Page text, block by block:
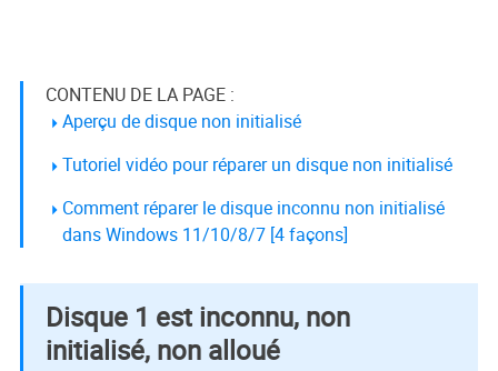
CONTENU DE LA PAGE :
Aperçu de disque non initialisé
Tutoriel vidéo pour réparer un disque non initialisé
Comment réparer le disque inconnu non initialisé
dans Windows 11/10/8/7 [4 façons]
Disque 1 est inconnu, non
initialisé, non alloué